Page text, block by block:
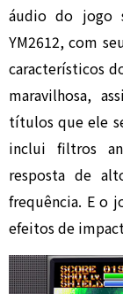
áudio do jogo
YM2612, com
característicos
maravilhosa,
títulos que ele
inclui filtros
resposta de
frequência. E o
efeitos de